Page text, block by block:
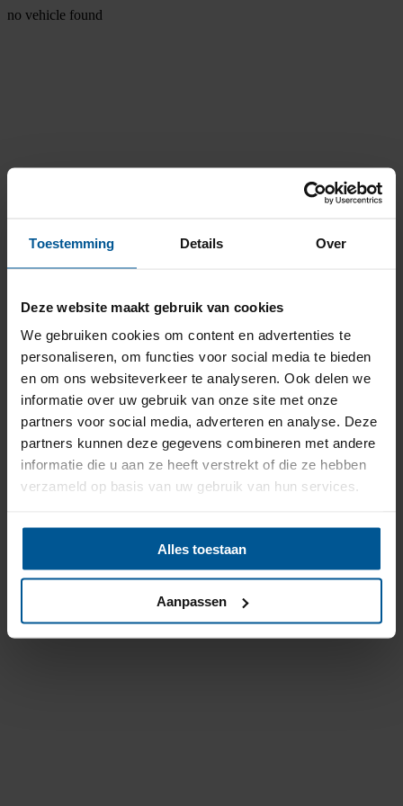
Toestemming Details Over
Deze website maakt gebruik van cookies
We gebruiken cookies om content en advertenties te
personaliseren, om functies voor social media te bieden
en om ons websiteverkeer te analyseren. Ook delen we
informatie over uw gebruik van onze site met onze
partners voor social media, adverteren en analyse. Deze
partners kunnen deze gegevens combineren met andere
informatie die u aan ze heeft verstrekt of die ze hebben
verzameld op basis van uw gebruik van hun services.
Alles toestaan
Aanpassen
no vehicle found